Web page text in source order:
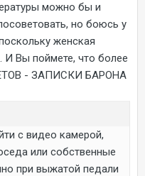
можно бы и
но боюсь у
женская
И Вы поймете, что более
- ЗАПИСКИ БАРОНА
с видео камерой,
или собственные
при выжатой педали